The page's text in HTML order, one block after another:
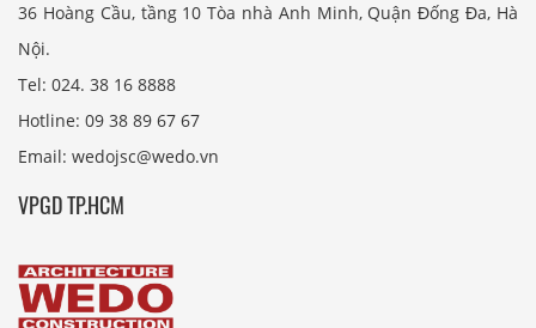
36 Hoàng Cầu, tầng 10 Tòa nhà Anh Minh, Quận Đống Đa, Hà
Nội.
Tel: 024. 38 16 8888
Hotline: 09 38 89 67 67
Email: wedojsc@wedo.vn
VPGD TP.HCM